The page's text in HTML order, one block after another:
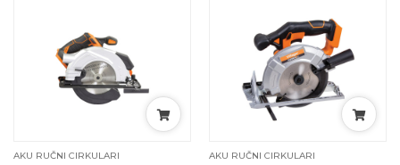
AKU RUČNI CIRKULARI AKU RUČNI CIRKULARI